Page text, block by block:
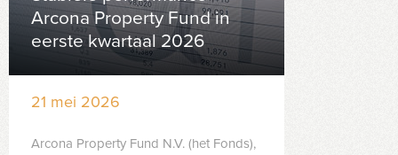
Arcona Property Fund in
eerste kwartaal 2026
21 mei 2026
Arcona Property Fund N.V. (het Fonds),